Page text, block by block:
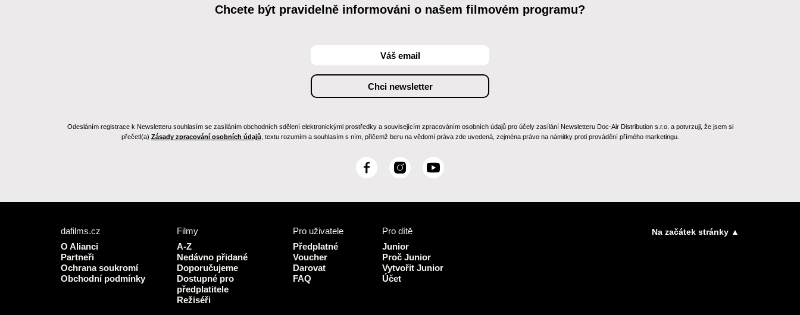
Chcete být pravidelně informováni o našem filmovém programu?
Odesláním registrace k Newsletteru souhlasím se zasíláním obchodních sdělení elektronickými prostředky a souvisejícím zpracováním osobních údajů pro účely zasílání Newsletteru Doc-Air Distribution s.r.o. a potvrzuji, že jsem si
přečetl(a) Zásady zpracování osobních údajů , textu rozumím a souhlasím s ním, přičemž beru na vědomí práva zde uvedená, zejména právo na námitky proti provádění přímého marketingu.
F
I
g
r
a
m
Y
dafilms.cz
O Alianci
Partneři
Ochrana soukromí
Obchodní podmínky
Filmy
A-Z
Nedávno přidané
Doporučujeme
Dostupné pro
předplatitele
Režiséři
Pro uživatele
Předplatné
Voucher
Darovat
FAQ
Pro dítě
Junior
Proč Junior
Vytvořit Junior
Účet
Na začátek stránky ▲